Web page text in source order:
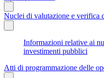
Nuclei di valutazione e verifica
Informazioni relative ai
investimenti pubblici
Atti di programmazione delle